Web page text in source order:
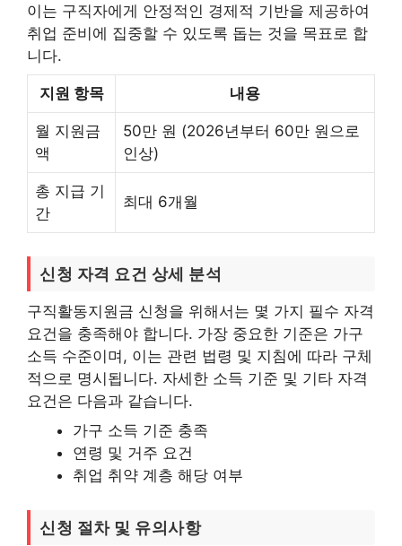
이는 구직자에게 안정적인 경제적 기반을 제공하여
취업 준비에 집중할 수 있도록 돕는 것을 목표로 합
니다.
지원 항목 내용
월 지원금
액
50만 원 (2026년부터 60만 원으로
인상)
총 지급 기
간
최대 6개월
신청 자격 요건 상세 분석
구직활동지원금 신청을 위해서는 몇 가지 필수 자격
요건을 충족해야 합니다. 가장 중요한 기준은 가구
소득 수준이며, 이는 관련 법령 및 지침에 따라 구체
적으로 명시됩니다. 자세한 소득 기준 및 기타 자격
요건은 다음과 같습니다.
가구 소득 기준 충족
연령 및 거주 요건
취업 취약 계층 해당 여부
신청 절차 및 유의사항